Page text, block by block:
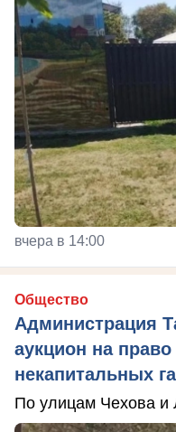
вчера в 14:00
Общество
Администрация
аукцион на
некапитальных
По улицам Чехова и